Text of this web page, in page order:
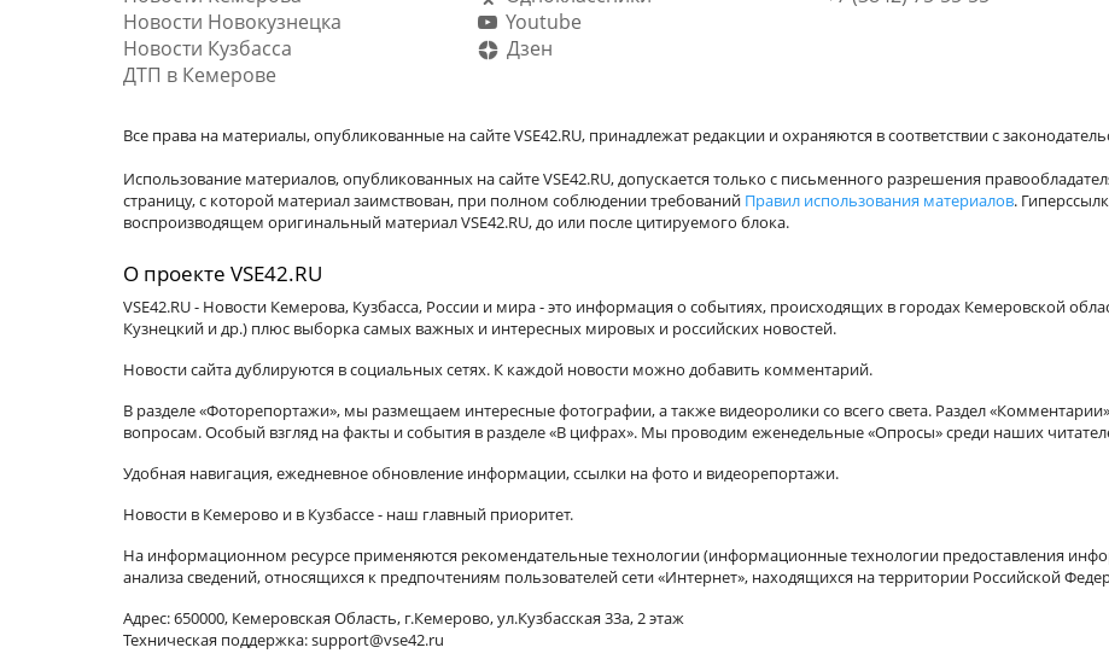
Новости Новокузнецка
Новости Кузбасса
ДТП в Кемерове
Youtube
Дзен
Все права на материалы, опубликованные на сайте VSE42.RU, принадлежат редакции и охраняются в соответствии с
Использование материалов, опубликованных на сайте VSE42.RU, допускается только с письменного разрешения
страницу, с которой материал заимствован, при полном соблюдении требований Правил использования материалов.
воспроизводящем оригинальный материал VSE42.RU, до или после цитируемого блока.
О проекте VSE42.RU
VSE42.RU - Новости Кемерова, Кузбасса, России и мира - это информация о событиях, происходящих в городах Кемеровской
Кузнецкий и др.) плюс выборка самых важных и интересных мировых и российских новостей.
Новости сайта дублируются в социальных сетях. К каждой новости можно добавить комментарий.
В разделе «Фоторепортажи», мы размещаем интересные фотографии, а также видеоролики со всего света. Раздел
вопросам. Особый взгляд на факты и события в разделе «В цифрах». Мы проводим еженедельные «Опросы» среди наших
Удобная навигация, ежедневное обновление информации, ссылки на фото и видеорепортажи.
Новости в Кемерово и в Кузбассе - наш главный приоритет.
На информационном ресурсе применяются рекомендательные технологии (информационные технологии предоставления
анализа сведений, относящихся к предпочтениям пользователей сети «Интернет», находящихся на территории Российской
Адрес: 650000, Кемеровская Область, г.Кемерово, ул.Кузбасская 33а, 2 этаж
Техническая поддержка: support@vse42.ru